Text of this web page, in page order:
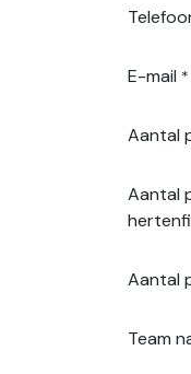
E-mail *
Aantal
Aantal
Aantal
Team